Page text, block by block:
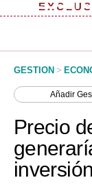
Management &
Perú
Política
GESTION >
Añadir
Precio